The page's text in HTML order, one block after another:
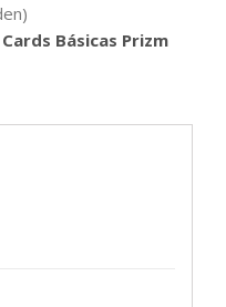
Básicas Prizm